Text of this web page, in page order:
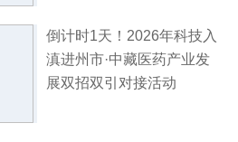
倒计时1天！2026年科技入
滇进州市·中藏医药产业发
展双招双引对接活动